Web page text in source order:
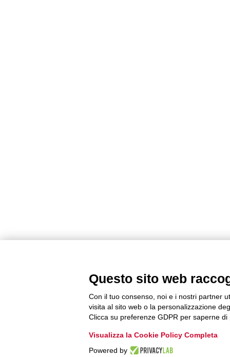
Questo sito web
Con il tuo consenso, noi e i nostri partner
visita al sito web o la personalizzazione
Clicca su preferenze GDPR per saperne di
Visualizza la Cookie Policy Completa
Powered by